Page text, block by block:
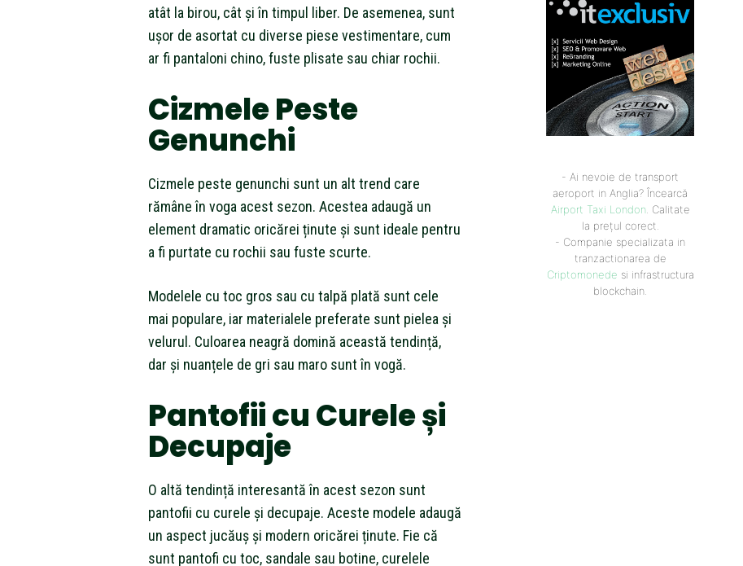
atât la birou, cât și în timpul liber. De asemenea, sunt
ușor de asortat cu diverse piese vestimentare, cum
ar fi pantaloni chino, fuste plisate sau chiar rochii.
Cizmele Peste
Genunchi
Cizmele peste genunchi sunt un alt trend care
rămâne în voga acest sezon. Acestea adaugă un
element dramatic oricărei ținute și sunt ideale pentru
a fi purtate cu rochii sau fuste scurte.
Modelele cu toc gros sau cu talpă plată sunt cele
mai populare, iar materialele preferate sunt pielea și
velurul. Culoarea neagră domină această tendință,
dar și nuanțele de gri sau maro sunt în vogă.
Pantofii cu Curele și
Decupaje
O altă tendință interesantă în acest sezon sunt
pantofii cu curele și decupaje. Aceste modele adaugă
un aspect jucăuș și modern oricărei ținute. Fie că
sunt pantofi cu toc, sandale sau botine, curelele
- Ai nevoie de transport
aeroport in Anglia? Încearcă
Airport Taxi London. Calitate
la prețul corect.
- Companie specializata in
tranzactionarea de
Criptomonede si infrastructura
blockchain.